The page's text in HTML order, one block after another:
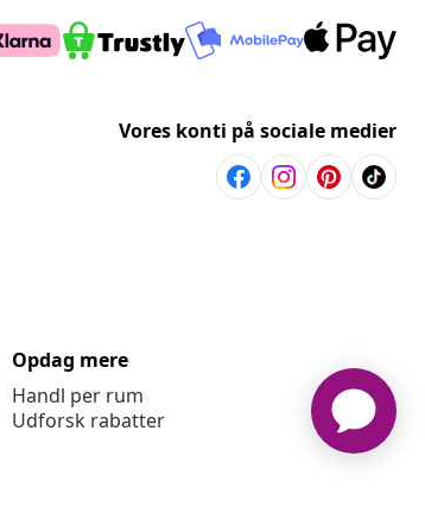
Vores konti på sociale medier
Opdag mere
Handl per rum
Udforsk rabatter